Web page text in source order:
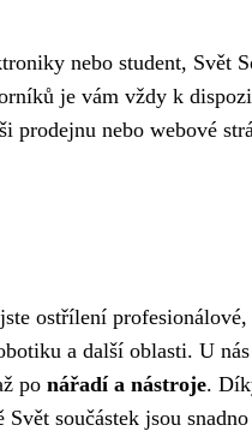
nebo student, Svět
je vám vždy k
prodejnu nebo webové
ostřílení
a další oblasti. U nás
po nářadí a nástroje.
součástek jsou